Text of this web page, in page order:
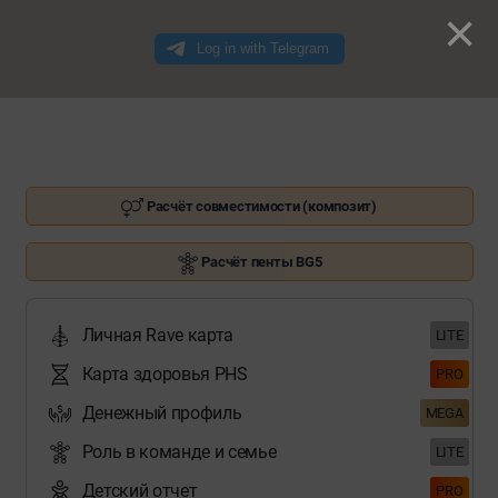
Расчёт совместимости (композит)
Расчёт пенты BG5
Личная Rave карта LITE
Карта здоровья PHS PRO
Денежный профиль MEGA
Роль в команде и семье LITE
Детский отчет PRO
×